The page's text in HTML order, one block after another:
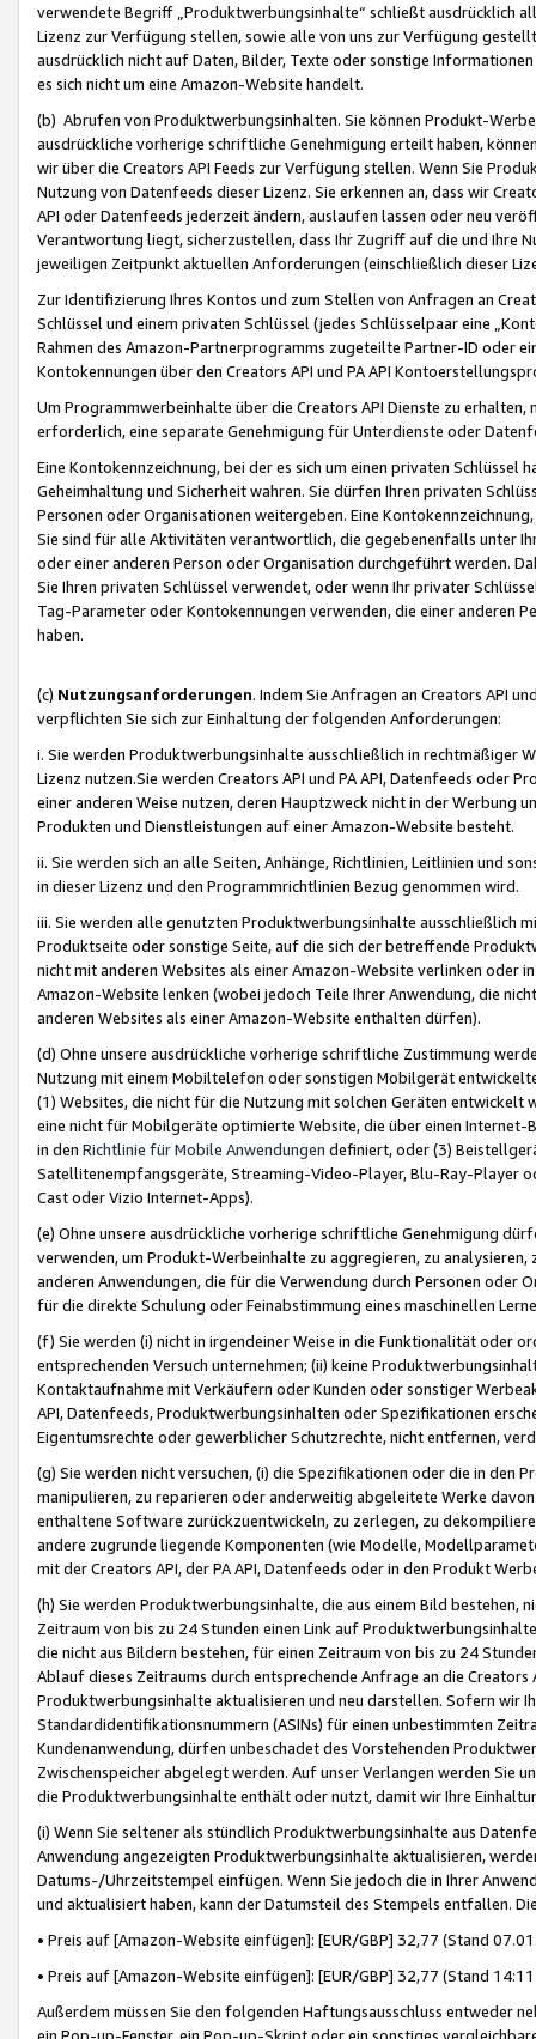
verwendete Begriff „Produktwerbungsinhalte“ schließt ausdrücklich
Lizenz zur Verfügung stellen, sowie alle von uns zur Verfügung
ausdrücklich nicht auf Daten, Bilder, Texte oder sonstige
es sich nicht um eine Amazon-Website handelt.
(b) Abrufen von Produktwerbungsinhalten. Sie können Produkt-
ausdrückliche vorherige schriftliche Genehmigung erteilt haben,
wir über die Creators API Feeds zur Verfügung stellen. Wenn Sie
Nutzung von Datenfeeds dieser Lizenz. Sie erkennen an, dass wir
API oder Datenfeeds jederzeit ändern, auslaufen lassen oder neu
Verantwortung liegt, sicherzustellen, dass Ihr Zugriff auf die und Ihre
jeweiligen Zeitpunkt aktuellen Anforderungen (einschließlich dieser
Zur Identifizierung Ihres Kontos und zum Stellen von Anfragen an
Schlüssel und einem privaten Schlüssel (jedes Schlüsselpaar eine
Rahmen des Amazon-Partnerprogramms zugeteilte Partner-ID oder
Kontokennungen über den Creators API und PA API
Um Programmwerbeinhalte über die Creators API Dienste zu
erforderlich, eine separate Genehmigung für Unterdienste oder
Eine Kontokennzeichnung, bei der es sich um einen privaten
Geheimhaltung und Sicherheit wahren. Sie dürfen Ihren privaten
Personen oder Organisationen weitergeben. Eine
Sie sind für alle Aktivitäten verantwortlich, die gegebenenfalls unter
oder einer anderen Person oder Organisation durchgeführt werden.
Sie Ihren privaten Schlüssel verwendet, oder wenn Ihr privater
Tag-Parameter oder Kontokennungen verwenden, die einer anderen
haben.
(c) Nutzungsanforderungen. Indem Sie Anfragen an Creators API
verpflichten Sie sich zur Einhaltung der folgenden Anforderungen:
i. Sie werden Produktwerbungsinhalte ausschließlich in rechtmäßiger
Lizenz nutzen.Sie werden Creators API und PA API, Datenfeeds oder
einer anderen Weise nutzen, deren Hauptzweck nicht in der Werbung
Produkten und Dienstleistungen auf einer Amazon-Website besteht.
ii. Sie werden sich an alle Seiten, Anhänge, Richtlinien, Leitlinien und
in dieser Lizenz und den Programmrichtlinien Bezug genommen wird.
iii. Sie werden alle genutzten Produktwerbungsinhalte ausschließlich
Produktseite oder sonstige Seite, auf die sich der betreffende
nicht mit anderen Websites als einer Amazon-Website verlinken oder
Amazon-Website lenken (wobei jedoch Teile Ihrer Anwendung, die
anderen Websites als einer Amazon-Website enthalten dürfen).
(d) Ohne unsere ausdrückliche vorherige schriftliche Zustimmung
Nutzung mit einem Mobiltelefon oder sonstigen Mobilgerät
(1) Websites, die nicht für die Nutzung mit solchen Geräten
eine nicht für Mobilgeräte optimierte Website, die über einen
in den Richtlinie für Mobile Anwendungen definiert, oder (3)
Satellitenempfangsgeräte, Streaming-Video-Player, Blu-Ray-Player
Cast oder Vizio Internet-Apps).
(e) Ohne unsere ausdrückliche vorherige schriftliche Genehmigung
verwenden, um Produkt-Werbeinhalte zu aggregieren, zu
anderen Anwendungen, die für die Verwendung durch Personen
für die direkte Schulung oder Feinabstimmung eines maschinellen
(f) Sie werden (i) nicht in irgendeiner Weise in die Funktionalität oder
entsprechenden Versuch unternehmen; (ii) keine
Kontaktaufnahme mit Verkäufern oder Kunden oder sonstiger
API, Datenfeeds, Produktwerbungsinhalten oder Spezifikationen
Eigentumsrechte oder gewerblicher Schutzrechte, nicht entfernen,
(g) Sie werden nicht versuchen, (i) die Spezifikationen oder die in
manipulieren, zu reparieren oder anderweitig abgeleitete Werke
enthaltene Software zurückzuentwickeln, zu zerlegen, zu
andere zugrunde liegende Komponenten (wie Modelle,
mit der Creators API, der PA API, Datenfeeds oder in den Produkt
(h) Sie werden Produktwerbungsinhalte, die aus einem Bild bestehen,
Zeitraum von bis zu 24 Stunden einen Link auf
die nicht aus Bildern bestehen, für einen Zeitraum von bis zu 24
Ablauf dieses Zeitraums durch entsprechende Anfrage an die
Produktwerbungsinhalte aktualisieren und neu darstellen. Sofern wir
Standardidentifikationsnummern (ASINs) für einen unbestimmten
Kundenanwendung, dürfen unbeschadet des Vorstehenden
Zwischenspeicher abgelegt werden. Auf unser Verlangen werden Sie
die Produktwerbungsinhalte enthält oder nutzt, damit wir Ihre
(i) Wenn Sie seltener als stündlich Produktwerbungsinhalte aus
Anwendung angezeigten Produktwerbungsinhalte aktualisieren,
Datums-/Uhrzeitstempel einfügen. Wenn Sie jedoch die in Ihrer
und aktualisiert haben, kann der Datumsteil des Stempels entfallen.
• Preis auf [Amazon-Website einfügen]: [EUR/GBP] 32,77 (Stand
• Preis auf [Amazon-Website einfügen]: [EUR/GBP] 32,77 (Stand
Außerdem müssen Sie den folgenden Haftungsausschluss entweder
ein Pop-up-Fenster, ein Pop-up-Skript oder ein sonstiges